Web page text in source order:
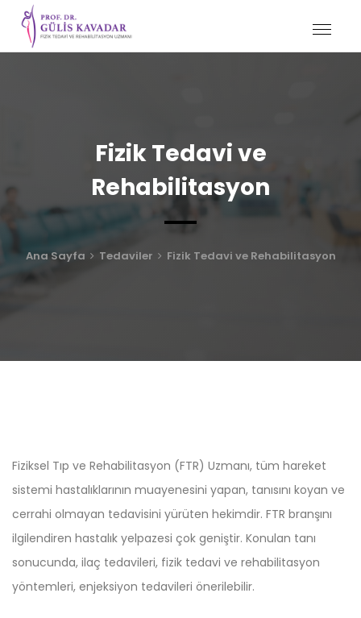
Fizik Tedavi ve
Rehabilitasyon
Ana Sayfa Tedaviler Fizik Tedavi ve Rehabilitasyon
Fiziksel Tıp ve Rehabilitasyon (FTR) Uzmanı, tüm hareket
sistemi hastalıklarının muayenesini yapan, tanısını koyan ve
cerrahi olmayan tedavisini yürüten hekimdir. FTR branşını
ilgilendiren hastalık yelpazesi çok geniştir. Konulan tanı
sonucunda, ilaç tedavileri, fizik tedavi ve rehabilitasyon
yöntemleri, enjeksiyon tedavileri önerilebilir.